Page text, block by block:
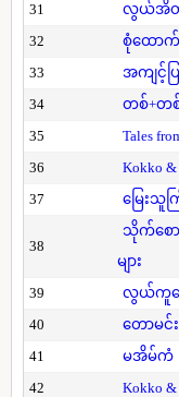
31 လွယ်အိတ်
32
စုံထောက်
33
အကျင့်ပ
34
တစ်+တ
35
Tales
36
Kokko &
37
မြေးသူက
38
သိုက်စော
များ
39 လွယ်ကူလ
40
တောမင်
41
မအိမ်ကံ
42
Kokko &